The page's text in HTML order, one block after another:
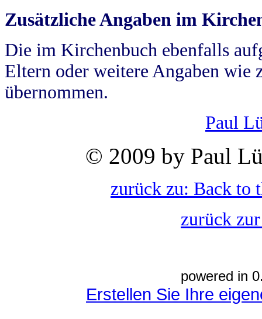
Zusätzliche Angaben im
Die im Kirchenbuch ebenfalls
Eltern oder weitere Angaben wie
übernommen.
Paul
© 2009 by Paul
zurück zu: Back to
zurück
powered in
Erstellen Sie Ihre